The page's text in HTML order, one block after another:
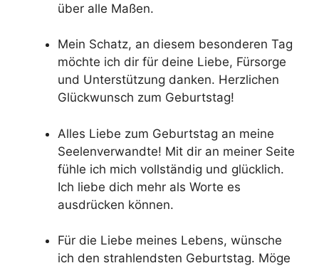
über alle Maßen.
Mein Schatz, an diesem besonderen Tag
möchte ich dir für deine Liebe, Fürsorge
und Unterstützung danken. Herzlichen
Glückwunsch zum Geburtstag!
Alles Liebe zum Geburtstag an meine
Seelenverwandte! Mit dir an meiner Seite
fühle ich mich vollständig und glücklich.
Ich liebe dich mehr als Worte es
ausdrücken können.
Für die Liebe meines Lebens, wünsche
ich den strahlendsten Geburtstag. Möge